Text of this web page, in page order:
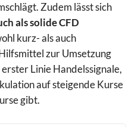
Zudem lässt sich
als solide CFD
kurz- als auch
zur Umsetzung
Linie Handelssignale,
auf steigende Kurse
gibt.